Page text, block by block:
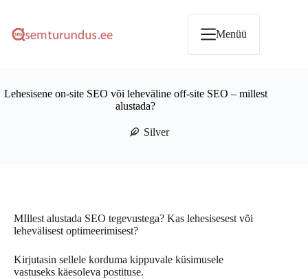
content
Menüü
Lehesisene on-site SEO või leheväline off-site SEO – millest
alustada?
Silver
MIllest alustada SEO tegevustega? Kas lehesisesest või
lehevälisest optimeerimisest?
Kirjutasin sellele korduma kippuvale küsimusele
vastuseks käesoleva postituse.